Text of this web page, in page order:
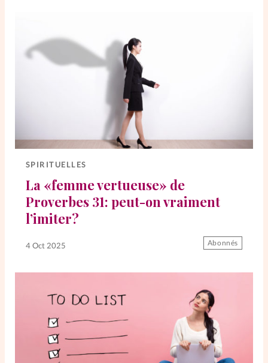
SpirituElles devient Relations
Aujourd’hui!
La Pause SpirituElles - toutes les
éditions
À propos
La rédaction
Mon compte
Changement d'adresse
Nous contacter
SPIRITUELLES
La «femme vertueuse» de
Proverbes 31: peut-on vraiment
l’imiter?
4 Oct 2025 Abonnés